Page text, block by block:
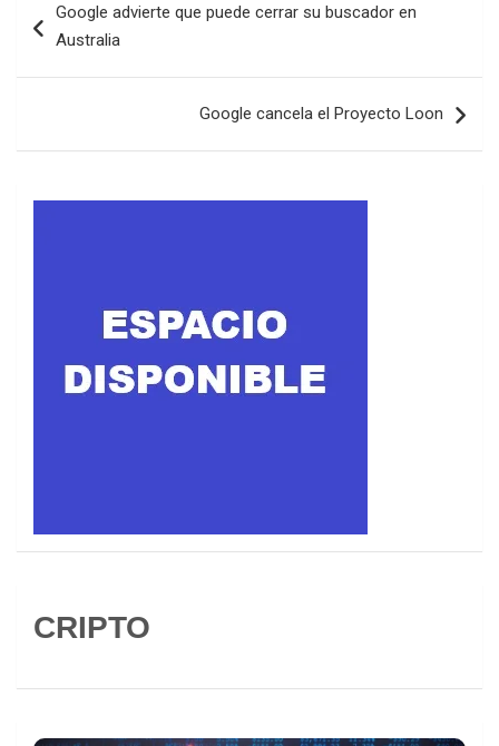
de
Google advierte que puede cerrar su buscador en
Australia
Google cancela el Proyecto Loon
CRIPTO